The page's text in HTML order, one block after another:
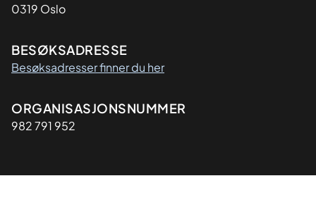
0319 Oslo
BESØKSADRESSE
Besøksadresser finner du her
Organisasjon
ORGANISASJONSNUMMER
982 791 952